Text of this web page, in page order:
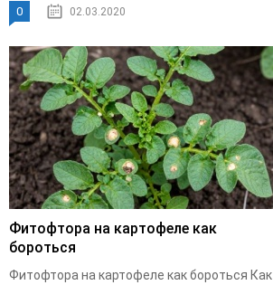
0 02.03.2020
Фитофтора на картофеле как
бороться
Фитофтора на картофеле как бороться Как